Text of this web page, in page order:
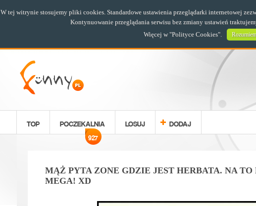
TOP POCZEKALNIA
927
LOSUJ DODAJ
MĄŻ PYTA ZONE GDZIE JEST HERBATA. NA
MEGA! XD
W tej witrynie stosujemy pliki cookies. Standardowe ustawienia przeglądarki internetowej
Kontynuowanie przeglądania serwisu bez zmiany ustawień
Więcej w "Polityce Cookies".